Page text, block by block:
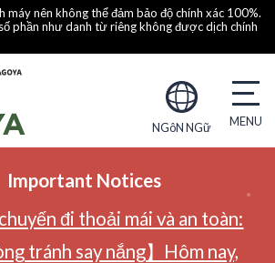
máy nên không thể đảm bảo độ chính xác 100%.
phần như danh từ riêng không được dịch chính
NGôN NGữ
Important Notices
đi thoải mái và an toàn:
tránh say nắng】Hôm nay,